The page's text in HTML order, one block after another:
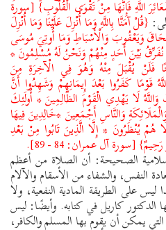
اللَّهِ فَإِنَّهَا مِنْ تَقْوَى الْقُلُوبِ} [سورة
{قُلْ آمَنَّا بِاللَّهِ وَمَا أُنْزِلَ عَلَيْنَا وَمَا أُنْزِلَ
وَيَعْقُوبَ وَالْأَسْبَاطِ وَمَا أُوتِيَ مُوسَى
نُفَرِّقُ بَيْنَ أَحَدٍ مِنْهُمْ وَنَحْنُ لَهُ مُسْلِمُونَ *
فَلَنْ يُقْبَلَ مِنْهُ وَهُوَ فِي الْآخِرَةِ مِنَ
كَفَرُوا بَعْدَ إِيمَانِهِمْ وَشَهِدُوا أَنَّ
لَا يَهْدِي الْقَوْمَ الظَّالِمِينَ * أُولَئِكَ
وَالنَّاسِ أَجْمَعِينَ *خَالِدِينَ فِيهَا
يُنْظَرُونَ * إِلَّا الَّذِينَ تَابُوا مِنْ بَعْدِ
[سورة آل عمران: 84 - 89].
الصحيحة: أن الصلاة من أعظم
النفس، والشفاء من الأسقام والآلام
على الطريقة المادية النفعية، ولا
الدكتور كاريل في كتابه. وأيضًا: ليس
يمكن أن يقوم بها المسلم والكافر،